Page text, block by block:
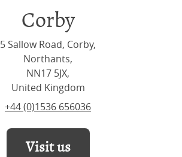
Corby
5 Sallow Road, Corby,
Northants,
NN17 5JX,
United Kingdom
+44 (0)1536 656036
Visit us